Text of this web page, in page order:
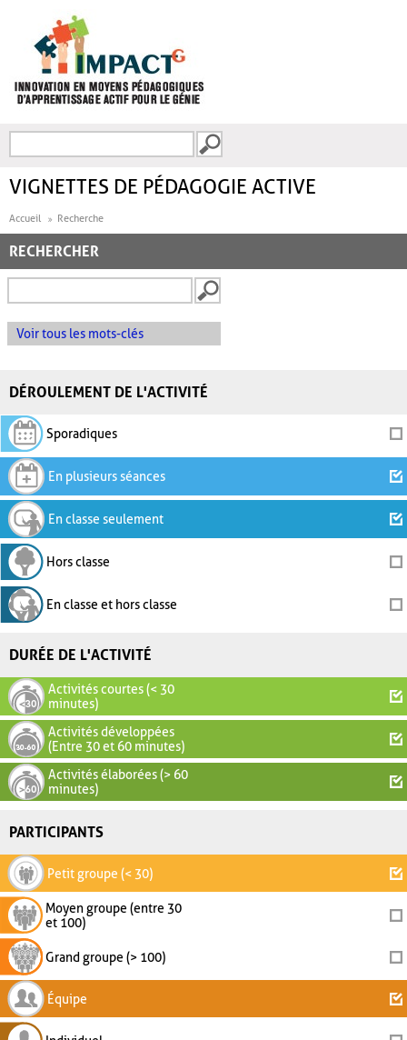
FORMULAIRE DE
VIGNETTES DE PÉDAGOGIE ACTIVE
Accueil Recherche
RECHERCHER
Voir tous les mots-clés
DÉROULEMENT DE L'ACTIVITÉ
Sporadiques
En plusieurs séances
En classe seulement
Hors classe
En classe et hors classe
DURÉE DE L'ACTIVITÉ
Activités courtes (< 30
minutes)
Activités développées
(Entre 30 et 60 minutes)
Activités élaborées (> 60
minutes)
PARTICIPANTS
Petit groupe (< 30)
Moyen groupe (entre 30
et 100)
Grand groupe (> 100)
Équipe